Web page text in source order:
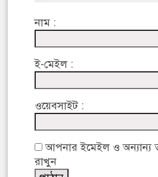
নাম :
ই-মেইল :
ওয়েবসাইট :
আপনার ইমেইল ও অন্যান্য
রাখুন